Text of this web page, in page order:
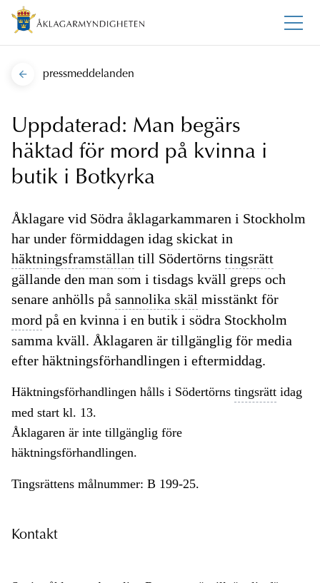
pressmeddelanden
Uppdaterad: Man begärs
häktad för mord på kvinna i
butik i Botkyrka
Åklagare vid Södra åklagarkammaren i Stockholm
har under förmiddagen idag skickat in
häktningsframställan till Södertörns tingsrätt
gällande den man som i tisdags kväll greps och
senare anhölls på sannolika skäl misstänkt för
mord på en kvinna i en butik i södra Stockholm
samma kväll. Åklagaren är tillgänglig för media
efter häktningsförhandlingen i eftermiddag.
Häktningsförhandlingen hålls i Södertörns tingsrätt idag
med start kl. 13.
Åklagaren är inte tillgänglig före
häktningsförhandlingen.
Tingsrättens målnummer: B 199-25.
Kontakt